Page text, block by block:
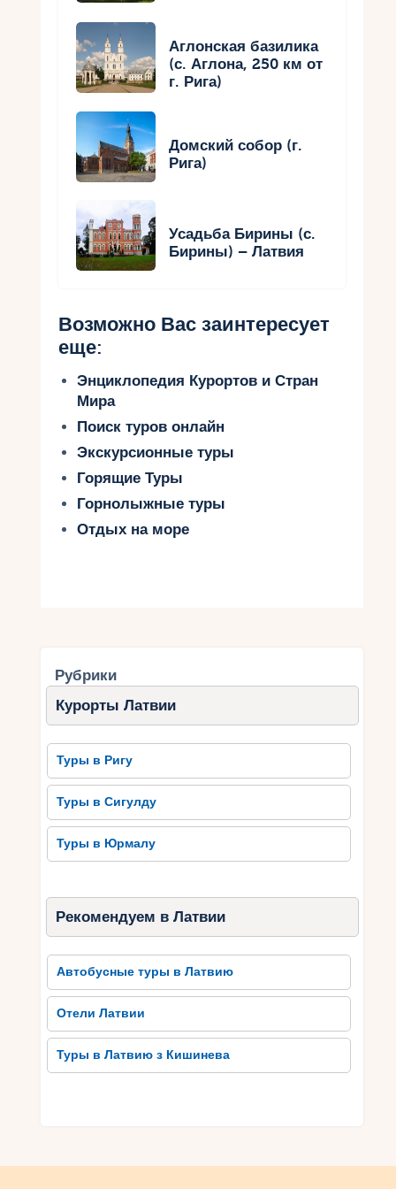
Аглонская базилика
(с. Аглона, 250 км от
г. Рига)
Домский собор (г.
Рига)
Усадьба Бирины (с.
Бирины) – Латвия
Возможно Вас заинтересует
еще:
Энциклопедия Курортов и Стран
Мира
Поиск туров онлайн
Экскурсионные туры
Горящие Туры
Горнолыжные туры
Отдых на море
Рубрики
Курорты Латвии
Туры в Ригу
Туры в Сигулду
Туры в Юрмалу
Рекомендуем в Латвии
Автобусные туры в Латвию
Отели Латвии
Туры в Латвию з Кишинева